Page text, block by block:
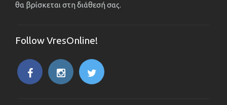
θα βρίσκεται στη διάθεσή σας.
Follow VresOnline!